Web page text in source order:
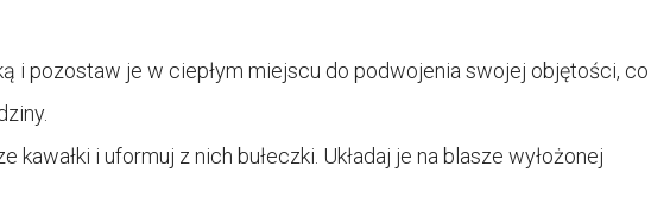
i pozostaw je w ciepłym miejscu do podwojenia swojej objętości, co
kawałki i uformuj z nich bułeczki. Układaj je na blasze wyłożonej